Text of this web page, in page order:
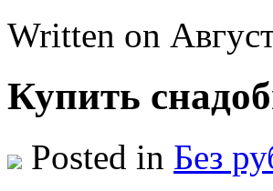
Written on
Купить
Posted in Без